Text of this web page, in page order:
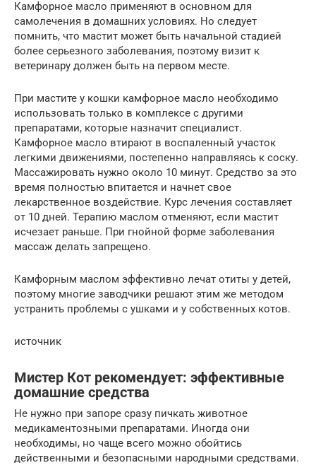
Камфорное масло применяют в основном для
самолечения в домашних условиях. Но следует
помнить, что мастит может быть начальной стадией
более серьезного заболевания, поэтому визит к
ветеринару должен быть на первом месте.
При мастите у кошки камфорное масло необходимо
использовать только в комплексе с другими
препаратами, которые назначит специалист.
Камфорное масло втирают в воспаленный участок
легкими движениями, постепенно направляясь к соску.
Массажировать нужно около 10 минут. Средство за это
время полностью впитается и начнет свое
лекарственное воздействие. Курс лечения составляет
от 10 дней. Терапию маслом отменяют, если мастит
исчезает раньше. При гнойной форме заболевания
массаж делать запрещено.
Камфорным маслом эффективно лечат отиты у детей,
поэтому многие заводчики решают этим же методом
устранить проблемы с ушками и у собственных котов.
источник
Мистер Кот рекомендует: эффективные
домашние средства
Не нужно при запоре сразу пичкать животное
медикаментозными препаратами. Иногда они
необходимы, но чаще всего можно обойтись
действенными и безопасными народными средствами.